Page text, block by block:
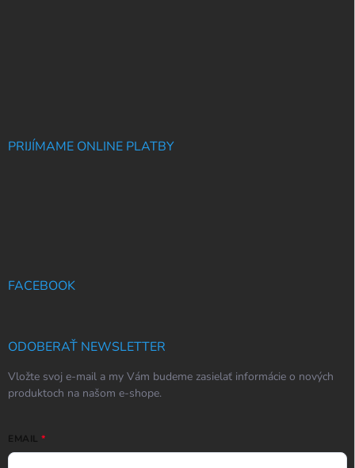
PRIJÍMAME ONLINE PLATBY
FACEBOOK
ODOBERAŤ NEWSLETTER
Vložte svoj e-mail a my Vám budeme zasielať informácie o nových
produktoch na našom e-shope.
EMAIL